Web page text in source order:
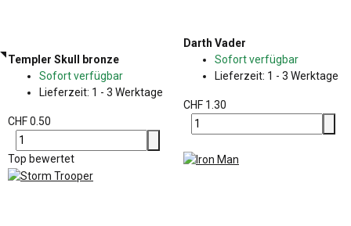
Templer Skull bronze
Sofort verfügbar
Lieferzeit: 1 - 3 Werktage
CHF 0.50
Darth Vader
Sofort verfügbar
Lieferzeit: 1 - 3 Werktage
CHF 1.30
Top bewertet